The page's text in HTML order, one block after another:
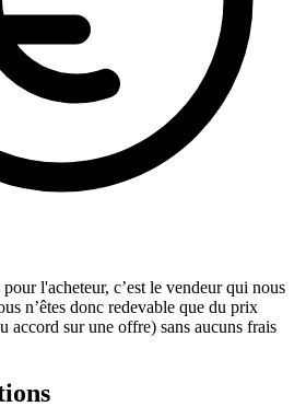
l'acheteur, c’est le vendeur qui nous
n’êtes donc redevable que du prix
accord sur une offre) sans aucuns frais